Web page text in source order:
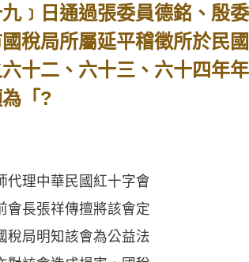
日通過張委員德銘、殷
稅局所屬延平稽徵所於民
十二、六十三、六十四年
「?
理中華民國紅十字會
會長張祥傳擅將該會定
稅局明知該會為公益法